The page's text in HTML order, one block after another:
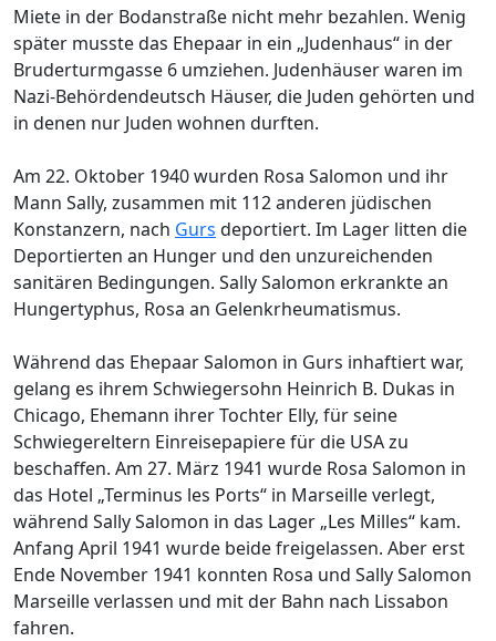
Miete in der Bodanstraße nicht mehr bezahlen. Wenig
später musste das Ehepaar in ein „Judenhaus“ in der
Bruderturmgasse 6 umziehen. Judenhäuser waren im
Nazi-Behördendeutsch Häuser, die Juden gehörten und
in denen nur Juden wohnen durften.
Am 22. Oktober 1940 wurden Rosa Salomon und ihr
Mann Sally, zusammen mit 112 anderen jüdischen
Konstanzern, nach Gurs deportiert. Im Lager litten die
Deportierten an Hunger und den unzureichenden
sanitären Bedingungen. Sally Salomon erkrankte an
Hungertyphus, Rosa an Gelenkrheumatismus.
Während das Ehepaar Salomon in Gurs inhaftiert war,
gelang es ihrem Schwiegersohn Heinrich B. Dukas in
Chicago, Ehemann ihrer Tochter Elly, für seine
Schwiegereltern Einreisepapiere für die USA zu
beschaffen. Am 27. März 1941 wurde Rosa Salomon in
das Hotel „Terminus les Ports“ in Marseille verlegt,
während Sally Salomon in das Lager „Les Milles“ kam.
Anfang April 1941 wurde beide freigelassen. Aber erst
Ende November 1941 konnten Rosa und Sally Salomon
Marseille verlassen und mit der Bahn nach Lissabon
fahren.